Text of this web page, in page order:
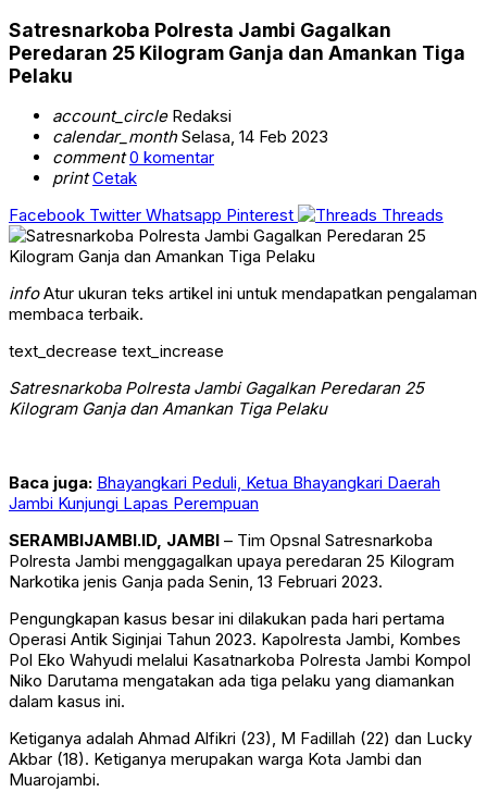
Satresnarkoba Polresta Jambi Gagalkan
Peredaran 25 Kilogram Ganja dan Amankan Tiga
Pelaku
account_circleRedaksi
calendar_monthSelasa, 14 Feb 2023
comment 0 komentar
print Cetak
Facebook Twitter Whatsapp Pinterest Threads
infoAtur ukuran teks artikel ini untuk mendapatkan pengalaman
membaca terbaik.
text_decrease text_increase
Satresnarkoba Polresta Jambi Gagalkan Peredaran 25
Kilogram Ganja dan Amankan Tiga Pelaku
Baca juga: Bhayangkari Peduli, Ketua Bhayangkari Daerah
Jambi Kunjungi Lapas Perempuan
SERAMBIJAMBI.ID, JAMBI – Tim Opsnal Satresnarkoba
Polresta Jambi menggagalkan upaya peredaran 25 Kilogram
Narkotika jenis Ganja pada Senin, 13 Februari 2023.
Pengungkapan kasus besar ini dilakukan pada hari pertama
Operasi Antik Siginjai Tahun 2023. Kapolresta Jambi, Kombes
Pol Eko Wahyudi melalui Kasatnarkoba Polresta Jambi Kompol
Niko Darutama mengatakan ada tiga pelaku yang diamankan
dalam kasus ini.
Ketiganya adalah Ahmad Alfikri (23), M Fadillah (22) dan Lucky
Akbar (18). Ketiganya merupakan warga Kota Jambi dan
Muarojambi.